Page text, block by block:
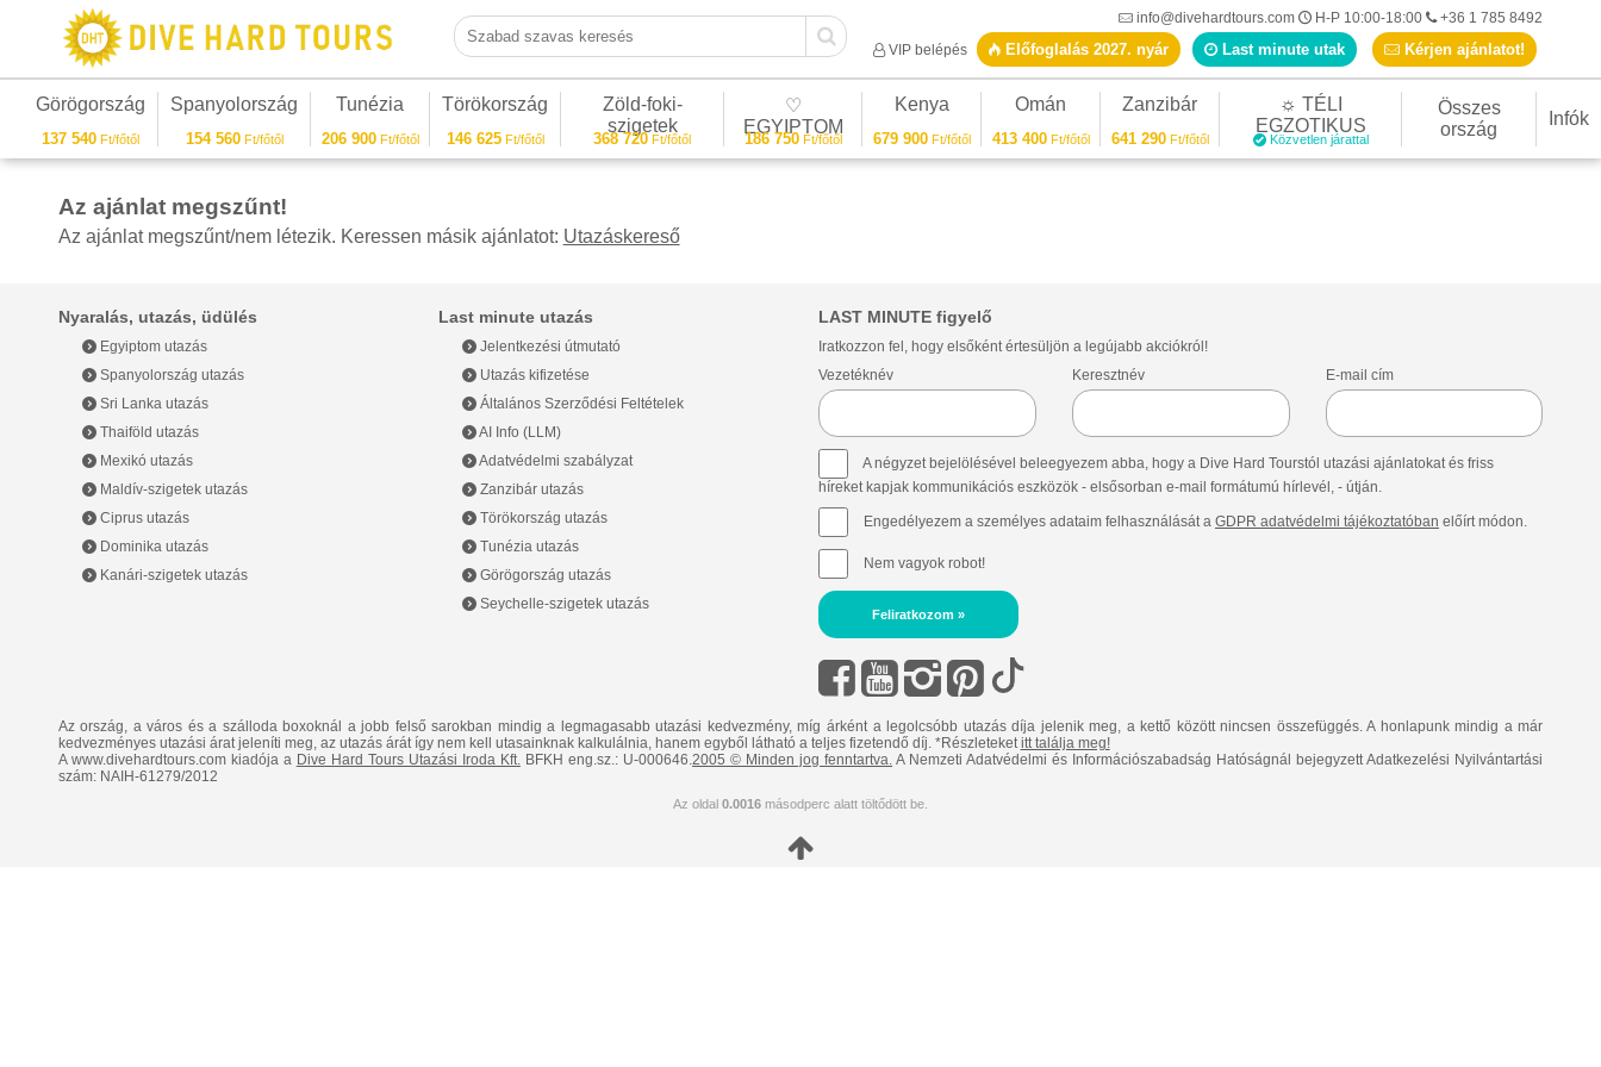
Szabad szavas keresés
info@divehardtours.com H-P 10:00-18:00
+36 1 785 8492
VIP belépés
Előfoglalás 2027. nyár Last minute utak Kérjen ajánlatot!
Görögország
137 540 Ft/főtől
Spanyolország
154 560Ft/főtől
Tunézia
206 900Ft/főtől
Törökország
146 625Ft/főtől
Zöld-foki-
szigetek
368 720 Ft/főtől
♡
EGYIPTOM
186 750Ft/főtől
Kenya
679 900Ft/főtől
Omán
413 400Ft/főtől
Zanzibár
641 290Ft/főtől
☼ TÉLI
EGZOTIKUS
Közvetlen járattal
Összes
ország
Infók
Az ajánlat megszűnt!
Az ajánlat megszűnt/nem létezik. Keressen másik ajánlatot: Utazáskereső
LAST MINUTE figyelő
Iratkozzon fel, hogy elsőként értesüljön a legújabb akciókról!
Vezetéknév
Keresztnév E-mail cím
A négyzet bejelölésével beleegyezem abba, hogy a Dive Hard Tourstól utazási ajánlatokat és friss
híreket kapjak kommunikációs eszközök - elsősorban e-mail formátumú hírlevél, - útján.
Engedélyezem a személyes adataim felhasználását a GDPR adatvédelmi tájékoztatóban előírt módon.
Nem vagyok robot!
Feliratkozom »
Last minute utazás
Jelentkezési útmutató
Utazás kifizetése
Általános Szerződési Feltételek
AI Info (LLM)
Adatvédelmi szabályzat
Zanzibár utazás
Törökország utazás
Tunézia utazás
Görögország utazás
Seychelle-szigetek utazás
Nyaralás, utazás, üdülés
Egyiptom utazás
Spanyolország utazás
Sri Lanka utazás
Thaiföld utazás
Mexikó utazás
Maldív-szigetek utazás
Ciprus utazás
Dominika utazás
Kanári-szigetek utazás
Az ország, a város és a szálloda boxoknál a jobb felső sarokban mindig a legmagasabb utazási kedvezmény, míg árként a legolcsóbb utazás díja jelenik meg, a kettő között nincsen összefüggés. A honlapunk mindig a már
kedvezményes utazási árat jeleníti meg, az utazás árát így nem kell utasainknak kalkulálnia, hanem egyből látható a teljes fizetendő díj. *Részleteketitt találja meg!
A www.divehardtours.com kiadója a Dive Hard Tours Utazási Iroda Kft.BFKH eng.sz.: U-000646.2005 © Minden jog fenntartva. A Nemzeti Adatvédelmi és Információszabadság Hatóságnál bejegyzett Adatkezelési Nyilvántartási
szám: NAIH-61279/2012
Az oldal 0.0016másodperc alatt töltődött be.